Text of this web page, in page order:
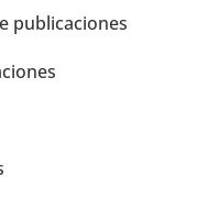
publicaciones